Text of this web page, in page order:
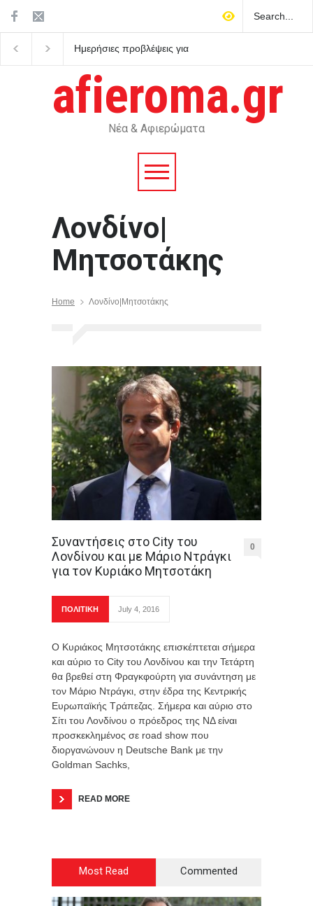
Ημερήσιες προβλέψεις για
afieroma.gr
Νέα & Αφιερώματα
Λονδίνο|
Μητσοτάκης
Home Λονδίνο|Μητσοτάκης
Συναντήσεις στο City του
Λονδίνου και με Μάριο Ντράγκι
για τον Κυριάκο Μητσοτάκη
0
ΠΟΛΙΤΙΚΗ July 4, 2016
Ο Κυριάκος Μητσοτάκης επισκέπτεται σήμερα
και αύριο το City του Λονδίνου και την Τετάρτη
θα βρεθεί στη Φραγκφούρτη για συνάντηση με
τον Μάριο Ντράγκι, στην έδρα της Κεντρικής
Ευρωπαϊκής Τράπεζας. Σήμερα και αύριο στο
Σίτι του Λονδίνου ο πρόεδρος της ΝΔ είναι
προσκεκλημένος σε road show που
διοργανώνουν η Deutsche Bank με την
Goldman Sachks,
READ MORE
Most Read Commented